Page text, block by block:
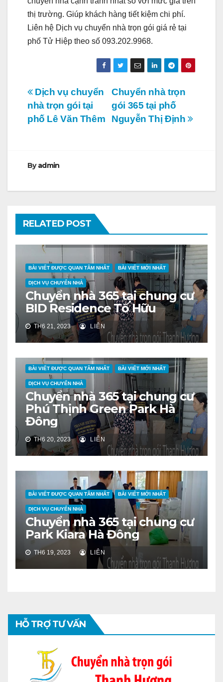
thị trường. Giúp khách hàng tiết kiệm chi phí.
Liên hệ Dịch vụ chuyển nhà trọn gói giá rẻ tại
phố Tử Hiệp theo số 093.202.9968.
Điều
hướng
Chuyển nhà trọn
gói 365 tại phố
Nguyễn Thị Định
Dịch vụ chuyển
nhà trọn gói tại
phố Lê Văn Thêm
Byadmin
RELATED POST
BÀI VIẾT ĐƯỢC QUAN TÂM NHẤT BÀI VIẾT MỚI NHẤT
DỊCH VỤ CHUYỂN NHÀ
Chuyển nhà 365 tại chung cư
BID Residence Tố Hữu
TH6 21, 2023 LIÊN
BÀI VIẾT ĐƯỢC QUAN TÂM NHẤT BÀI VIẾT MỚI NHẤT
DỊCH VỤ CHUYỂN NHÀ
Chuyển nhà 365 tại chung cư
Phú Thịnh Green Park Hà
Đông
TH6 20, 2023 LIÊN
BÀI VIẾT ĐƯỢC QUAN TÂM NHẤT BÀI VIẾT MỚI NHẤT
DỊCH VỤ CHUYỂN NHÀ
Chuyển nhà 365 tại chung cư
Park Kiara Hà Đông
TH6 19, 2023 LIÊN
HỖ TRỢ TƯ VẤN